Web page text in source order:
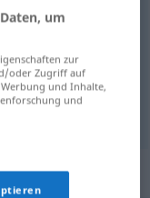
um
zur
oder Zugriff auf
und Inhalte,
und